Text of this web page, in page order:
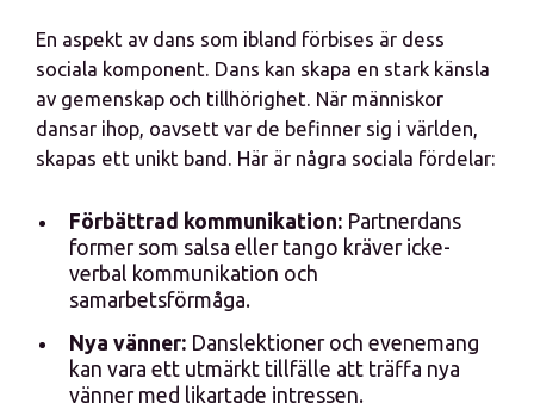
En aspekt av dans som ibland förbises är dess
sociala komponent. Dans kan skapa en stark känsla
av gemenskap och tillhörighet. När människor
dansar ihop, oavsett var de befinner sig i världen,
skapas ett unikt band. Här är några sociala fördelar:
Förbättrad kommunikation: Partnerdans
former som salsa eller tango kräver icke-
verbal kommunikation och
samarbetsförmåga.
Nya vänner: Danslektioner och evenemang
kan vara ett utmärkt tillfälle att träffa nya
vänner med likartade intressen.